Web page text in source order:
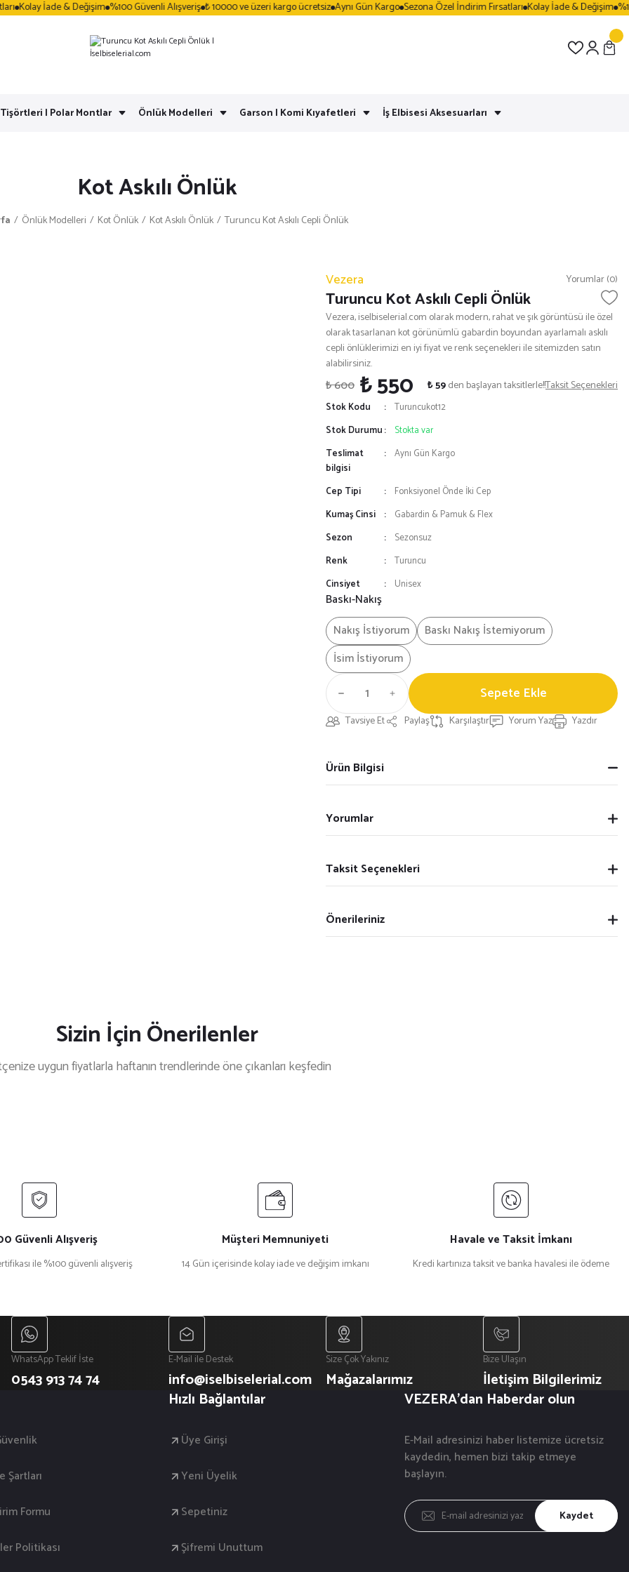
Kolay İade & Değişim %100 Güvenli Alışveriş ₺ 10000 ve üzeri kargo ücretsiz Aynı Gün Kargo Sezona Özel İndirim Fırsatları Kolay İade & Değişim
| Polar Montlar Önlük Modelleri Garson | Komi Kıyafetleri İş Elbisesi Aksesuarları
Kot Askılı Önlük
Önlük Modelleri Kot Önlük Kot Askılı Önlük Turuncu Kot Askılı Cepli Önlük
Vezera Yorumlar (0)
Turuncu Kot Askılı Cepli Önlük
Vezera, iselbiselerial.com olarak modern, rahat ve şık görüntüsü ile özel
olarak tasarlanan kot görünümlü gabardin boyundan ayarlamalı askılı
cepli önlüklerimizi en iyi fiyat ve renk seçenekleri ile sitemizden satın
alabilirsiniz.
₺ 600 ₺ 550 ₺ 59den başlayan taksitlerle!!Taksit Seçenekleri
Stok Kodu
Turuncukot12
Stok Durumu
Stokta var
Teslimat
bilgisi
Aynı Gün Kargo
Cep Tipi
Fonksiyonel Önde İki Cep
Kumaş Cinsi
Gabardin & Pamuk & Flex
Sezon
Sezonsuz
Renk
Turuncu
Cinsiyet
Unisex
Baskı-Nakış
Nakış İstiyorum
Baskı Nakış İstemiyorum
İsim İstiyorum
Sepete Ekle
Tavsiye Et Paylaş Karşılaştır Yorum Yaz Yazdır
Ürün Bilgisi
Yorumlar
Taksit Seçenekleri
Önerileriniz
Sizin İçin Önerilenler
uygun fiyatlarla haftanın trendlerinde öne çıkanları keşfedin
₺ 600 ₺ 550
Fileli Aşçı Bandana Siyah Aşçı Bandana
Güvenli Alışveriş
ile %100 güvenli alışveriş
Müşteri Memnuniyeti
14 Gün içerisinde kolay iade ve değişim imkanı
Havale ve Taksit İmkanı
Kredi kartınıza taksit ve banka havalesi ile ödeme
WhatsApp Teklif İste
0543 913 74 74
E-Mail ile Destek
info@iselbiselerial.com
Size Çok Yakınız
Mağazalarımız
Bize Ulaşın
İletişim Bilgilerimiz
Şartları
Formu
Politikası
Hızlı Bağlantılar
Üye Girişi
Yeni Üyelik
Sepetiniz
Şifremi Unuttum
VEZERA'dan Haberdar olun
E-Mail adresinizi haber listemize ücretsiz
kaydedin, hemen bizi takip etmeye
başlayın.
Kaydet